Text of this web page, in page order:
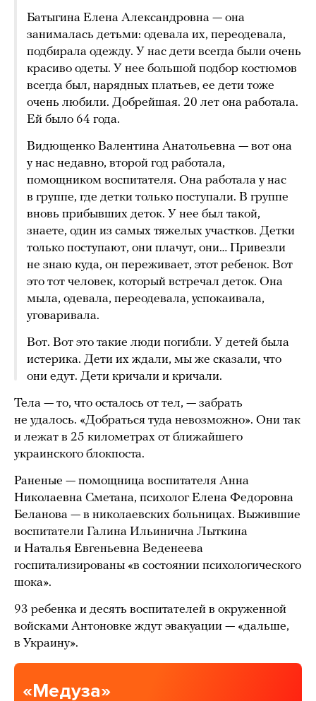
Батыгина Елена Александровна — она
занималась детьми: одевала их, переодевала,
подбирала одежду. У нас дети всегда были очень
красиво одеты. У нее большой подбор костюмов
всегда был, нарядных платьев, ее дети тоже
очень любили. Добрейшая. 20 лет она работала.
Ей было 64 года.
Видющенко Валентина Анатольевна — вот она
у нас недавно, второй год работала,
помощником воспитателя. Она работала у нас
в группе, где детки только поступали. В группе
вновь прибывших деток. У нее был такой,
знаете, один из самых тяжелых участков. Детки
только поступают, они плачут, они… Привезли
не знаю куда, он переживает, этот ребенок. Вот
это тот человек, который встречал деток. Она
мыла, одевала, переодевала, успокаивала,
уговаривала.
Вот. Вот это такие люди погибли. У детей была
истерика. Дети их ждали, мы же сказали, что
они едут. Дети кричали и кричали.
Тела — то, что осталось от тел, — забрать
не удалось. «Добраться туда невозможно». Они так
и лежат в 25 километрах от ближайшего
украинского блокпоста.
Раненые — помощница воспитателя Анна
Николаевна Сметана, психолог Елена Федоровна
Беланова — в николаевских больницах. Выжившие
воспитатели Галина Ильинична Лыткина
и Наталья Евгеньевна Веденеева
госпитализированы «в состоянии психологического
шока».
93 ребенка и десять воспитателей в окруженной
войсками Антоновке ждут эвакуации — «дальше,
в Украину».
«Медуза»